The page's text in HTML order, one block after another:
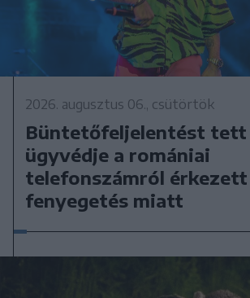
2026. augusztus 06., csütörtök
Büntetőfeljelentést tett
ügyvédje a romániai
telefonszámról érkezett
fenyegetés miatt